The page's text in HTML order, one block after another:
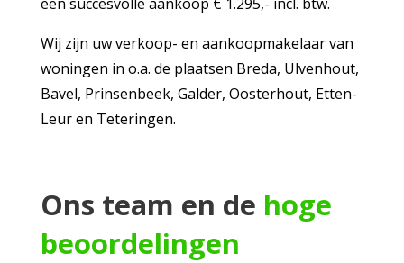
Wij zijn uw verkoop- en aankoopmakelaar van
woningen in o.a. de plaatsen Breda, Ulvenhout,
Bavel, Prinsenbeek, Galder, Oosterhout, Etten-
Leur en Teteringen.
Ons team en de hoge
beoordelingen